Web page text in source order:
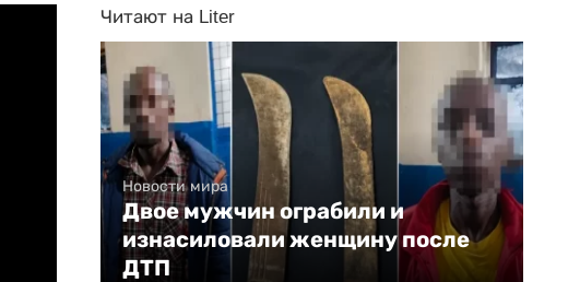
Читают на Liter
Новости мира
Двое мужчин ограбили и
изнасиловали женщину после
ДТП